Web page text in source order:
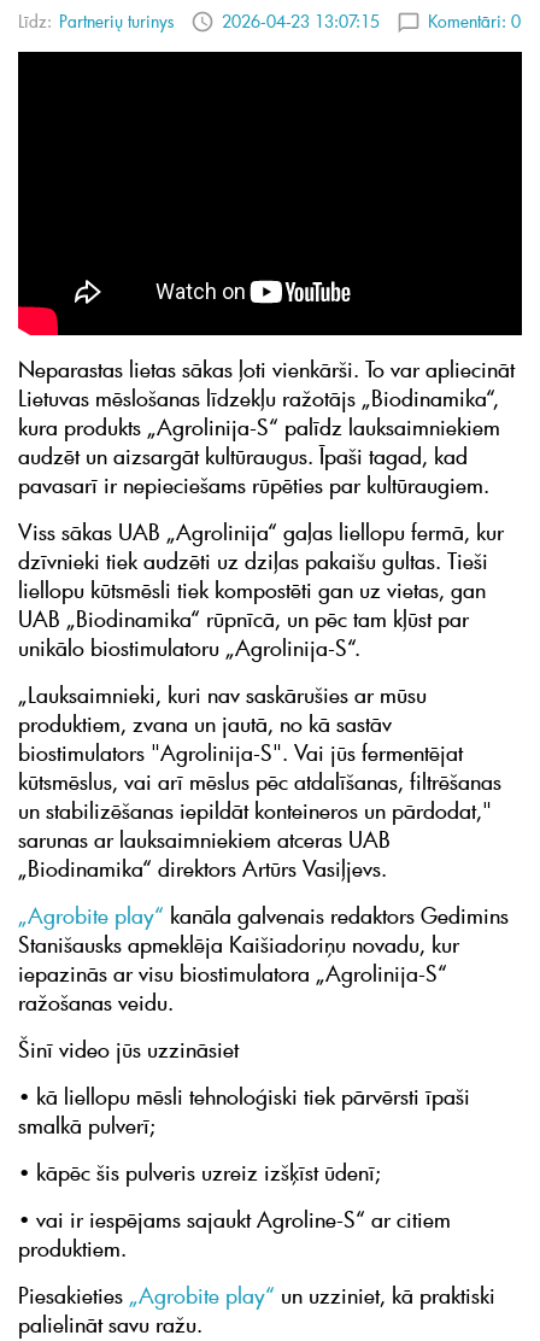
Līdz: Partnerių turinys 2026-04-23 13:07:15 Komentāri: 0
Neparastas lietas sākas ļoti vienkārši. To var apliecināt
Lietuvas mēslošanas līdzekļu ražotājs „Biodinamika“,
kura produkts „Agrolinija-S“ palīdz lauksaimniekiem
audzēt un aizsargāt kultūraugus. Īpaši tagad, kad
pavasarī ir nepieciešams rūpēties par kultūraugiem.
Viss sākas UAB „Agrolinija“ gaļas liellopu fermā, kur
dzīvnieki tiek audzēti uz dziļas pakaišu gultas. Tieši
liellopu kūtsmēsli tiek kompostēti gan uz vietas, gan
UAB „Biodinamika“ rūpnīcā, un pēc tam kļūst par
unikālo biostimulatoru „Agrolinija-S“.
„Lauksaimnieki, kuri nav saskārušies ar mūsu
produktiem, zvana un jautā, no kā sastāv
biostimulators "Agrolinija-S". Vai jūs fermentējat
kūtsmēslus, vai arī mēslus pēc atdalīšanas, filtrēšanas
un stabilizēšanas iepildāt konteineros un pārdodat,"
sarunas ar lauksaimniekiem atceras UAB
„Biodinamika“ direktors Artūrs Vasiļjevs.
„Agrobite play“ kanāla galvenais redaktors Gedimins
Stanišausks apmeklēja Kaišiadoriņu novadu, kur
iepazinās ar visu biostimulatora „Agrolinija-S“
ražošanas veidu.
Šinī video jūs uzzināsiet
• kā liellopu mēsli tehnoloģiski tiek pārvērsti īpaši
smalkā pulverī;
• kāpēc šis pulveris uzreiz izšķīst ūdenī;
• vai ir iespējams sajaukt Agroline-S“ ar citiem
produktiem.
Piesakieties „Agrobite play“ un uzziniet, kā praktiski
palielināt savu ražu.